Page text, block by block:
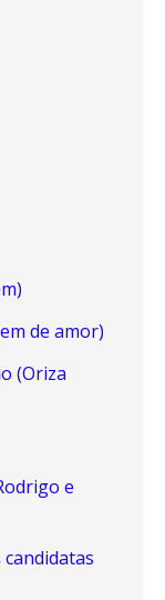
de amor)
(Oriza
e